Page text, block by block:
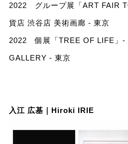
2022 グループ展「ART FAIR
貨店 渋谷店 美術画廊 - 東京
2022 個展「TREE OF LIFE」-
GALLERY - 東京
入江 広基｜Hiroki IRIE